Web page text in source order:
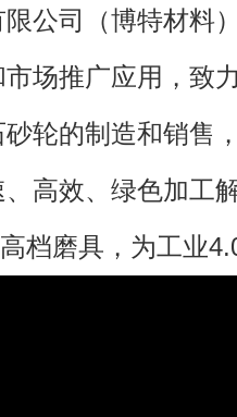
公司（博特材料
场推广应用，致
轮的制造和销售
高效、绿色加工
档磨具，为工业